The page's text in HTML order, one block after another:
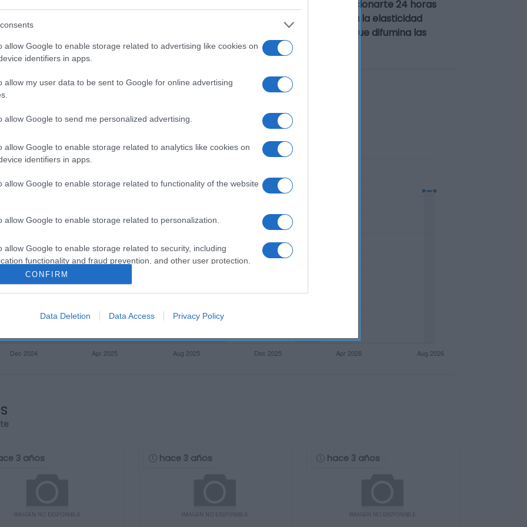
allow Google to enable storage related to advertising like cookies on
identifiers in apps.
allow my user data to be sent to Google for online advertising
allow Google to send me personalized advertising.
allow Google to enable storage related to analytics like cookies on
identifiers in apps.
allow Google to enable storage related to functionality of the website
allow Google to enable storage related to personalization.
allow Google to enable storage related to security, including
functionality and fraud prevention, and other user protection.
CONFIRM
Data Deletion Data Access Privacy Policy
y radiante. Su avanzada fórmula está clínicamente probada para proporcionarte 24 horas
de tu piel día a día. Gracias a su complejo único, el producto potenciará la elasticidad
para conseguir un cutis más joven. Su cobertura es media modulable, que difumina las
aspecto saludable. Con SPF 30 para proteger la piel del sol.
3 años hace 3 años hace 3 años